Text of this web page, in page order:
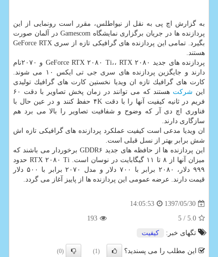
به گزارش اچ پی به نقل از نیواطلس، مقرر است رونمایی از این
پردازنده ها در جریان برگزاری نمایشگاه Gamescom در آلمان صورت
بگیرد. تمامی این پردازنده های گرافیكی تازه از سری GeForce RTX
هستند.
پردازنده های جدید GeForce RTX ۲۰۸۰ Ti،، RTX ۲۰۸۰ و ۲۰۷۰نام
دارند و جایگزین پردازنده های سری جی تی ایكس ۱۰ می شوند.
كارت های گرافیك تازه ان ویدیا نخستین كارت های گرافیك تولیدی
این شركت
هستند كه می توانند در زمان پخش تصاویر با دقت ۶۰
فریم در ثانیه كیفیت آنها را با دقت ۴K حفظ كنند و در عین حال با
فناوری اچ دی آر كه وضوح و شفافیت تصاویر را بالا می برد هم
سازگاری دارند.
ان ویدیا مدعی است كیفیت عملكرد پردازنده های گرافیكی تازه اش
شش برابر بهتر از نسل قبلی است.
این پردازنده ها از حافظه های جدید GDDR۶ برخوردار می باشند كه
میزان آنها از ۸ تا ۱۱ گیگابایت در نوسان است. RTX ۲۰۸۰ Ti حدود
۹۹۹ دلار، ۲۰۸۰ برابر با ۷۰۰ دلار و مدل ۲۰۷۰ برابر با ۵۰۰ دلار
قیمت دارند. عرضه عمومی این پردازنده ها از پاییز آغاز می گردد.
1397/05/30
14:05:53
5.0
/ 5
193
تگهای خبر:
كیفیت
این مطلب را می پسندید؟ (1)
(0)